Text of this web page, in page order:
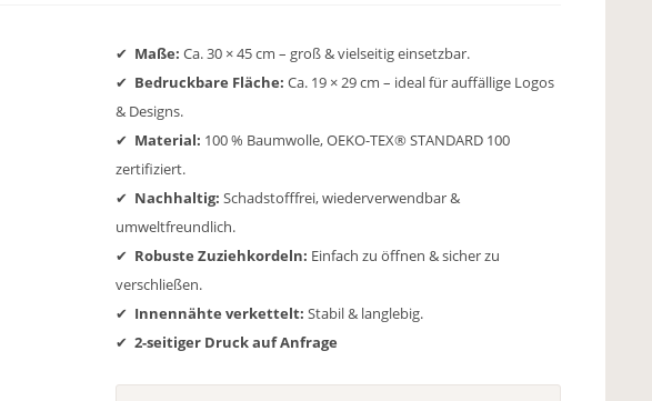
Maße: Ca. 30 × 45 cm – groß & vielseitig einsetzbar.
Bedruckbare Fläche: Ca. 19 × 29 cm – ideal für auffällige Logos
& Designs.
Material: 100 % Baumwolle, OEKO-TEX® STANDARD 100
zertifiziert.
Nachhaltig: Schadstofffrei, wiederverwendbar &
umweltfreundlich.
Robuste Zuziehkordeln: Einfach zu öffnen & sicher zu
verschließen.
Innennähte verkettelt: Stabil & langlebig.
2-seitiger Druck auf Anfrage